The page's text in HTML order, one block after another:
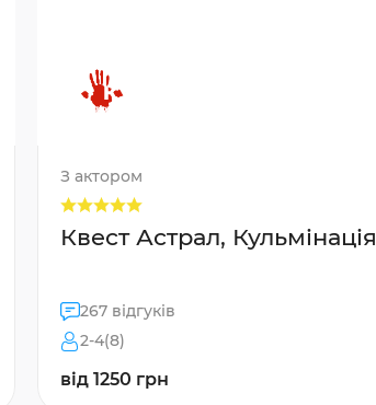
З актором
Квест Астрал, Кульмінація
267 відгуків
2-4(8)
від 1250 грн